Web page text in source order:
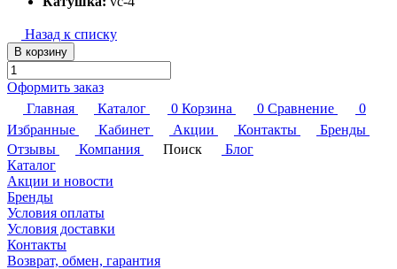
Назад к списку
В корзину
Оформить заказ
Главная
Каталог 0 Корзина 0 Сравнение
0
Избранные
Кабинет Акции Контакты
Бренды
Отзывы
Компания Поиск
Блог
Каталог
Акции и новости
Бренды
Условия оплаты
Условия доставки
Контакты
Возврат, обмен, гарантия